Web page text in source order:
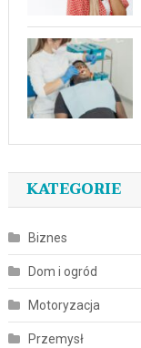
KATEGORIE
Biznes
Dom i ogród
Motoryzacja
Przemysł